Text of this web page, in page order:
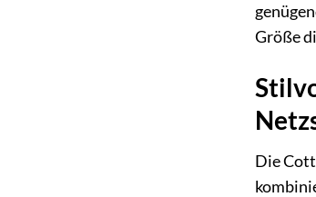
Größe
Die